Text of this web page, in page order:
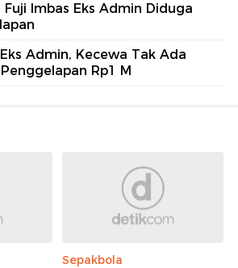
Fuji Imbas Eks Admin Diduga
Admin, Kecewa Tak Ada
Rp1 M
Sepakbola